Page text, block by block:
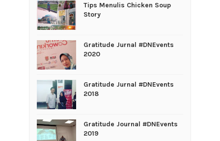
Tips Menulis Chicken Soup
Story
Gratitude Jurnal #DNEvents
2020
Gratitude Jurnal #DNEvents
2018
Gratitude Journal #DNEvents
2019